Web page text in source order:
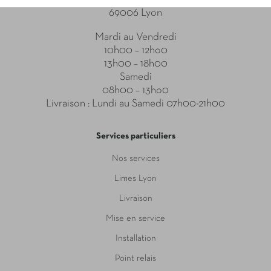
69006 Lyon
Mardi au Vendredi
10h00 – 12ho0
13h00 – 18h00
Samedi
08h00 – 13ho0
Livraison : Lundi au Samedi 07h00-21h00
Services particuliers
Nos services
Limes Lyon
Livraison
Mise en service
Installation
Point relais